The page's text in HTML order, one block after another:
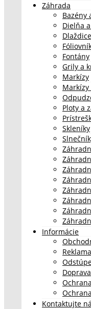
Záhrada
Bazény
Dielňa
Fontány
Grily a
Markízy
Ploty a
Skleníky
Informácie
Kontaktujte